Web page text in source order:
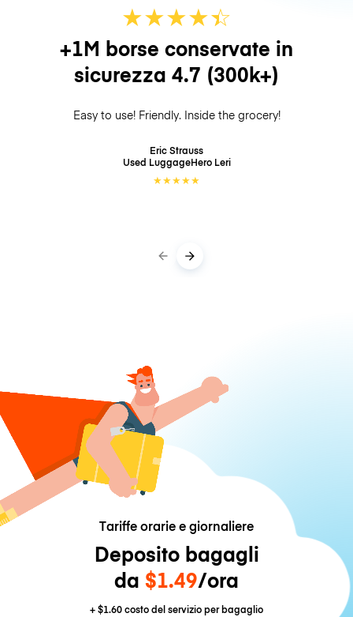
★★★★☆
★
+1M borse conservate in
sicurezza 4.7 (300k+)
Easy to use! Friendly. Inside the grocery!
Eric Strauss
Used LuggageHero Leri
★★★★★
Tariffe orarie e giornaliere
Deposito bagagli
da $1.49/ora
+$1.60costo del servizio per bagaglio